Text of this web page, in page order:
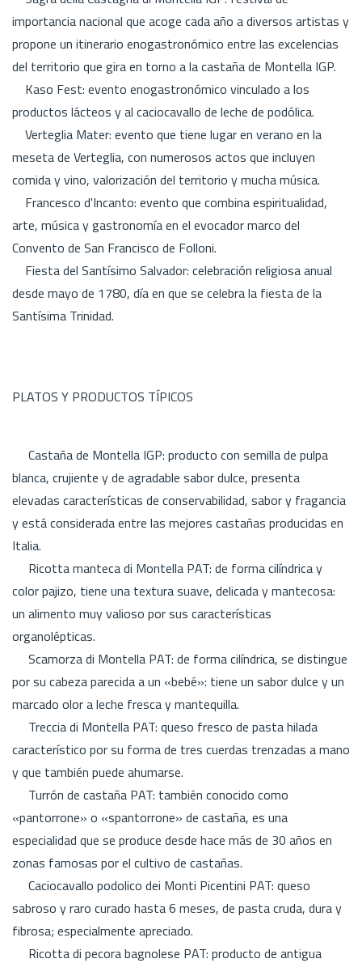
importancia nacional que acoge cada año a diversos artistas y
propone un itinerario enogastronómico entre las excelencias
del territorio que gira en torno a la castaña de Montella IGP.
Kaso Fest: evento enogastronómico vinculado a los
productos lácteos y al caciocavallo de leche de podólica.
Verteglia Mater: evento que tiene lugar en verano en la
meseta de Verteglia, con numerosos actos que incluyen
comida y vino, valorización del territorio y mucha música.
Francesco d'Incanto: evento que combina espiritualidad,
arte, música y gastronomía en el evocador marco del
Convento de San Francisco de Folloni.
Fiesta del Santísimo Salvador: celebración religiosa anual
desde mayo de 1780, día en que se celebra la fiesta de la
Santísima Trinidad.
PLATOS Y PRODUCTOS TÍPICOS
Castaña de Montella IGP: producto con semilla de pulpa
blanca, crujiente y de agradable sabor dulce, presenta
elevadas características de conservabilidad, sabor y fragancia
y está considerada entre las mejores castañas producidas en
Italia.
Ricotta manteca di Montella PAT: de forma cilíndrica y
color pajizo, tiene una textura suave, delicada y mantecosa:
un alimento muy valioso por sus características
organolépticas.
Scamorza di Montella PAT: de forma cilíndrica, se distingue
por su cabeza parecida a un «bebé»: tiene un sabor dulce y un
marcado olor a leche fresca y mantequilla.
Treccia di Montella PAT: queso fresco de pasta hilada
característico por su forma de tres cuerdas trenzadas a mano
y que también puede ahumarse.
Turrón de castaña PAT: también conocido como
«pantorrone» o «spantorrone» de castaña, es una
especialidad que se produce desde hace más de 30 años en
zonas famosas por el cultivo de castañas.
Caciocavallo podolico dei Monti Picentini PAT: queso
sabroso y raro curado hasta 6 meses, de pasta cruda, dura y
fibrosa; especialmente apreciado.
Ricotta di pecora bagnolese PAT: producto de antigua